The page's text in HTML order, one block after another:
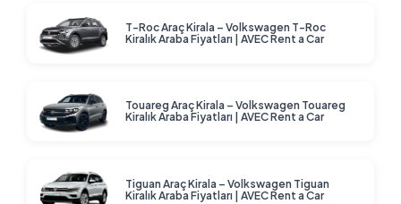
T-Roc Araç Kirala – Volkswagen T-Roc
Kiralık Araba Fiyatları | AVEC Rent a Car
Touareg Araç Kirala – Volkswagen Touareg
Kiralık Araba Fiyatları | AVEC Rent a Car
Tiguan Araç Kirala – Volkswagen Tiguan
Kiralık Araba Fiyatları | AVEC Rent a Car